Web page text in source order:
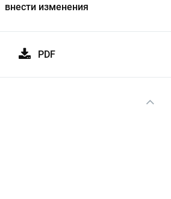
внести изменения
PDF